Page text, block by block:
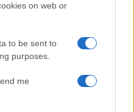
on web or
to be sent to
purposes.
me